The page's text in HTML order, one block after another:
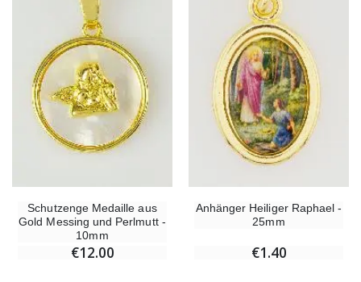
Schutzenge Medaille aus
Gold Messing und Perlmutt -
10mm
€12.00
Anhänger Heiliger Raphael -
25mm
€1.40